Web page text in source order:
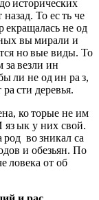
исторических
То ес ть че
екращалась не од
вы мирали и
но вые виды. То
за везли ин
ли не од ин ра з,
сти деревья.
ко торые не им
ык у них свой.
во зникал са
и обезьян. По
ловека от об